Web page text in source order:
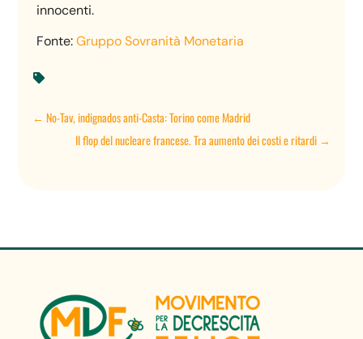
innocenti.
Fonte:Gruppo Sovranità Monetaria

←No-Tav, indignados anti-Casta: Torino come Madrid
Il flop del nucleare francese. Tra aumento dei costi e ritardi→